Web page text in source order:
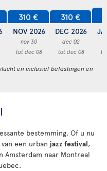
310 €
NOV 2026
nov 30
tot dec 08
310 €
DEC 2026
dec 02
tot dec 08
en inclusief belastingen en
bestemming. Of u nu
een urban jazz festival,
Amsterdam naar Montreal